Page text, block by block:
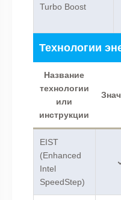
Turbo Boost
Технологии
Название
технологии
или
инструкции
EIST
(Enhanced
Intel
SpeedStep)